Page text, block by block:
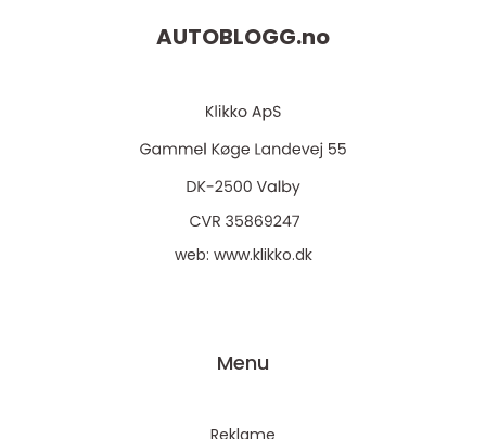
AUTOBLOGG.no
web: www.klikko.dk
Menu
Reklame